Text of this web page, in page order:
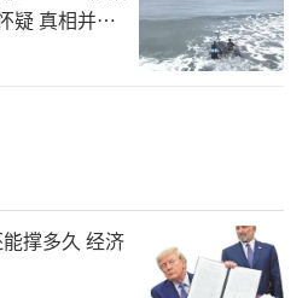
疑 真相并非
撑多久 经济